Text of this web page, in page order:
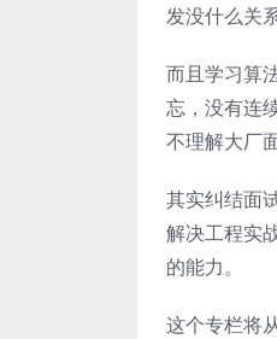
发没什么关系
而且学习算
忘，没有连
不理解大厂
其实纠结面
解决工程实
的能力。
这个专栏将